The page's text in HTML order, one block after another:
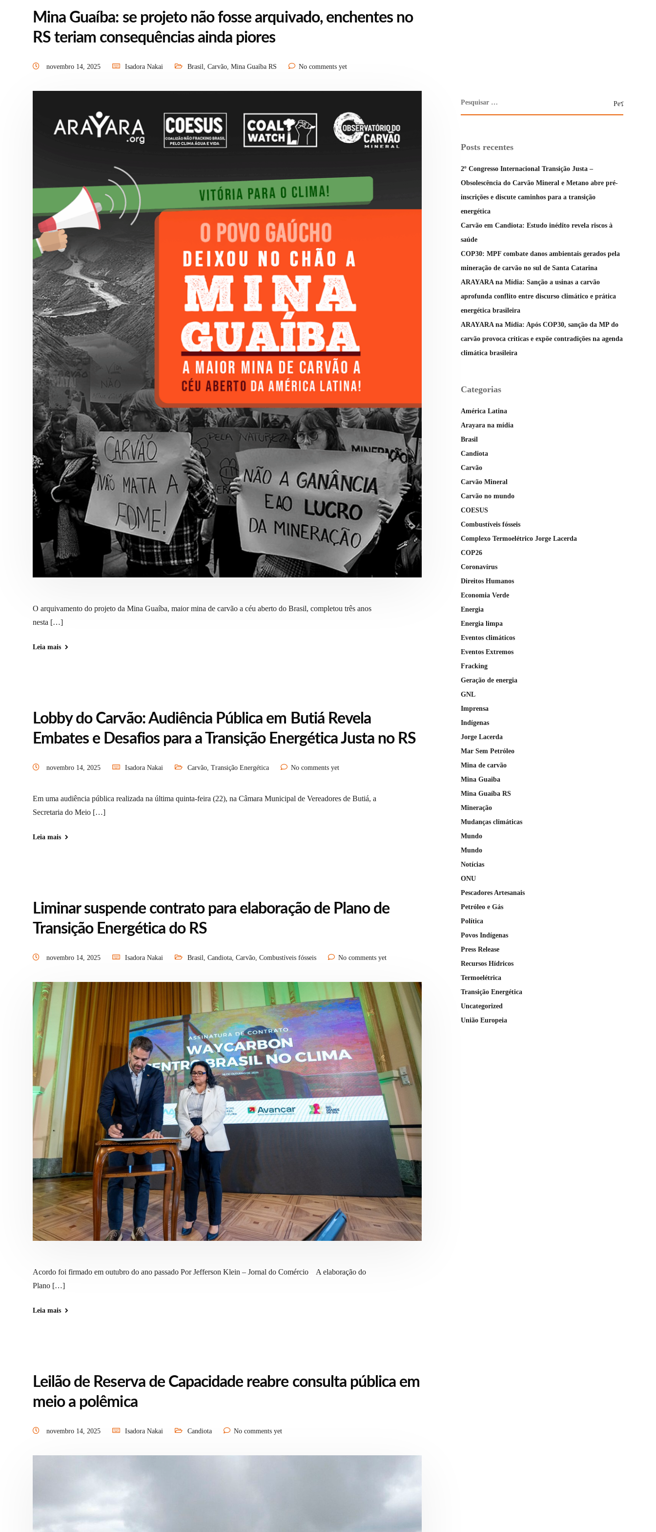
Mina Guaíba: se projeto não fosse arquivado, enchentes no
RS teriam consequências ainda piores
novembro 14, 2025 Isadora Nakai Brasil, Carvão, Mina Guaíba RS No comments yet
O arquivamento do projeto da Mina Guaíba, maior mina de carvão a céu aberto do Brasil, completou três anos
nesta […]
Leia mais
Lobby do Carvão: Audiência Pública em Butiá Revela
Embates e Desafios para a Transição Energética Justa no RS
novembro 14, 2025 Isadora Nakai Carvão, Transição Energética No comments yet
Em uma audiência pública realizada na última quinta-feira (22), na Câmara Municipal de Vereadores de Butiá, a
Secretaria do Meio […]
Leia mais
Liminar suspende contrato para elaboração de Plano de
Transição Energética do RS
novembro 14, 2025 Isadora Nakai Brasil, Candiota, Carvão, Combustíveis fósseis No comments yet
Acordo foi firmado em outubro do ano passado Por Jefferson Klein – Jornal do Comércio A elaboração do
Plano […]
Leia mais
Leilão de Reserva de Capacidade reabre consulta pública em
meio a polêmica
novembro 14, 2025 Isadora Nakai Candiota No comments yet
Posts recentes
2º Congresso Internacional Transição Justa –
Obsolescência do Carvão Mineral e Metano abre pré-
inscrições e discute caminhos para a transição
energética
Carvão em Candiota: Estudo inédito revela riscos à
saúde
COP30: MPF combate danos ambientais gerados pela
mineração de carvão no sul de Santa Catarina
ARAYARA na Mídia: Sanção a usinas a carvão
aprofunda conflito entre discurso climático e prática
energética brasileira
ARAYARA na Mídia: Após COP30, sanção da MP do
carvão provoca críticas e expõe contradições na agenda
climática brasileira
Categorias
América Latina
Arayara na mídia
Brasil
Candiota
Carvão
Carvão Mineral
Carvão no mundo
COESUS
Combustíveis fósseis
Complexo Termoelétrico Jorge Lacerda
COP26
Coronavírus
Direitos Humanos
Economia Verde
Energia
Energia limpa
Eventos climáticos
Eventos Extremos
Fracking
Geração de energia
GNL
Imprensa
Indígenas
Jorge Lacerda
Mar Sem Petróleo
Mina de carvão
Mina Guaiba
Mina Guaíba RS
Mineração
Mudanças climáticas
Mundo
Mundo
Notícias
ONU
Pescadores Artesanais
Petróleo e Gás
Política
Povos Indígenas
Press Release
Recursos Hídricos
Termoelétrica
Transição Energética
Uncategorized
União Europeia